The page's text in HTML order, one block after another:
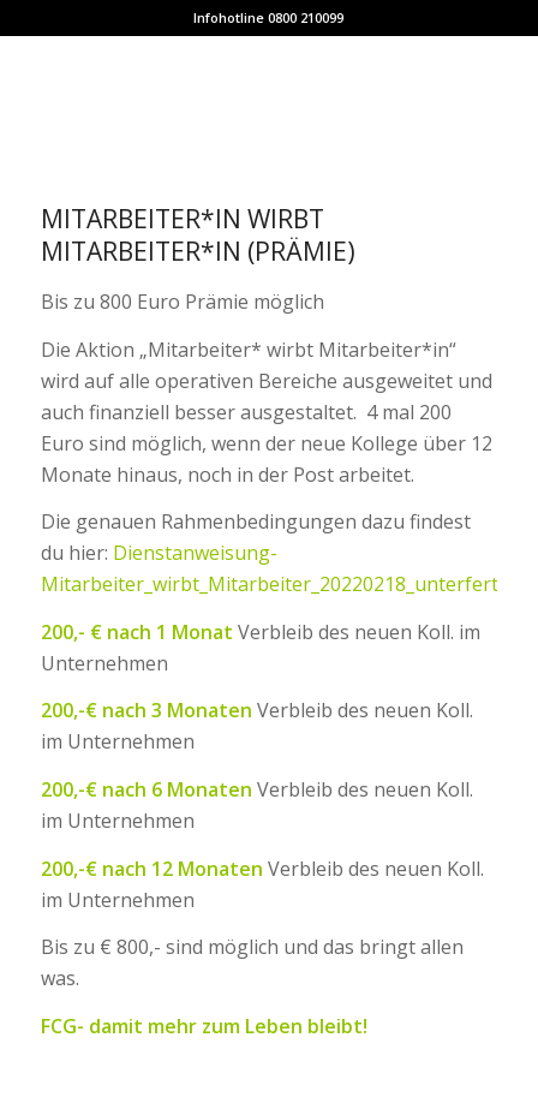
Infohotline 0800 210099
MITARBEITER*IN WIRBT
MITARBEITER*IN (PRÄMIE)
Bis zu 800 Euro Prämie möglich
Die Aktion „Mitarbeiter* wirbt Mitarbeiter*in“
wird auf alle operativen Bereiche ausgeweitet und
auch finanziell besser ausgestaltet. 4 mal 200
Euro sind möglich, wenn der neue Kollege über 12
Monate hinaus, noch in der Post arbeitet.
Die genauen Rahmenbedingungen dazu findest
du hier: Dienstanweisung-
Mitarbeiter_wirbt_Mitarbeiter_20220218_unterfertigt
200,- € nach 1 Monat Verbleib des neuen Koll. im
Unternehmen
200,-€ nach 3 Monaten Verbleib des neuen Koll.
im Unternehmen
200,-€ nach 6 Monaten Verbleib des neuen Koll.
im Unternehmen
200,-€ nach 12 Monaten Verbleib des neuen Koll.
im Unternehmen
Bis zu € 800,- sind möglich und das bringt allen
was.
FCG- damit mehr zum Leben bleibt!